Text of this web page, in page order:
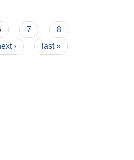
7
8
› last »